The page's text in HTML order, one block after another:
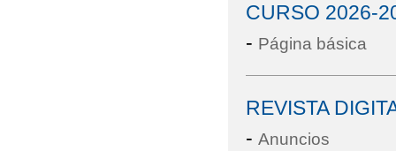
CURSO 2026-
- Página básica
REVISTA
- Anuncios